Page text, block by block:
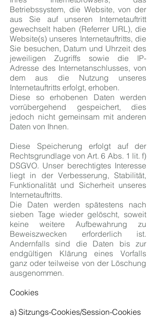
Betriebssystem, die Website, von der
aus Sie auf unseren Internetauftritt
gewechselt haben (Referrer URL), die
Website(s) unseres Internetauftritts, die
Sie besuchen, Datum und Uhrzeit des
jeweiligen Zugriffs sowie die IP-
Adresse des Internetanschlusses, von
dem aus die Nutzung unseres
Internetauftritts erfolgt, erhoben.
Diese so erhobenen Daten werden
vorrübergehend gespeichert, dies
jedoch nicht gemeinsam mit anderen
Daten von Ihnen.
Diese Speicherung erfolgt auf der
Rechtsgrundlage von Art. 6 Abs. 1 lit. f)
DSGVO. Unser berechtigtes Interesse
liegt in der Verbesserung, Stabilität,
Funktionalität und Sicherheit unseres
Internetauftritts.
Die Daten werden spätestens nach
sieben Tage wieder gelöscht, soweit
keine weitere Aufbewahrung zu
Beweiszwecken erforderlich ist.
Andernfalls sind die Daten bis zur
endgültigen Klärung eines Vorfalls
ganz oder teilweise von der Löschung
ausgenommen.
Cookies
a) Sitzungs-Cookies/Session-Cookies